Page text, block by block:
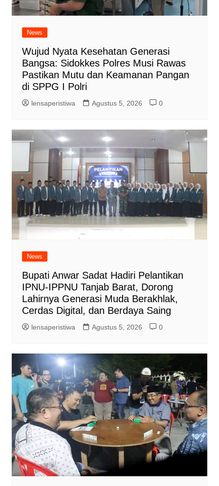
News
Wujud Nyata Kesehatan Generasi
Bangsa: Sidokkes Polres Musi Rawas
Pastikan Mutu dan Keamanan Pangan
di SPPG I Polri
lensaperistiwa Agustus 5, 2026 0
News
Bupati Anwar Sadat Hadiri Pelantikan
IPNU-IPPNU Tanjab Barat, Dorong
Lahirnya Generasi Muda Berakhlak,
Cerdas Digital, dan Berdaya Saing
lensaperistiwa Agustus 5, 2026 0